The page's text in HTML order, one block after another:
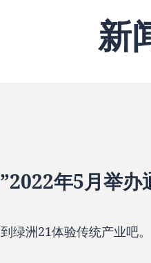
新
年5月举办
绿洲21体验传统产业吧。